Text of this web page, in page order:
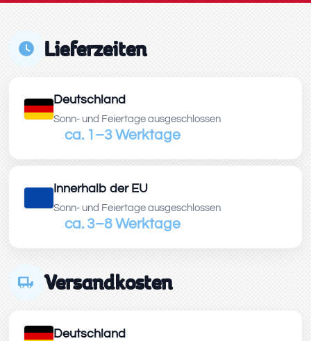
Lieferzeiten
Deutschland
Sonn- und Feiertage ausgeschlossen
ca. 1–3 Werktage
Innerhalb der EU
Sonn- und Feiertage ausgeschlossen
ca. 3–8 Werktage
Versandkosten
Deutschland